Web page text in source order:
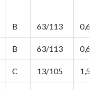
B 63/113 0,6
B 63/113 0,6
C 13/105 1,5